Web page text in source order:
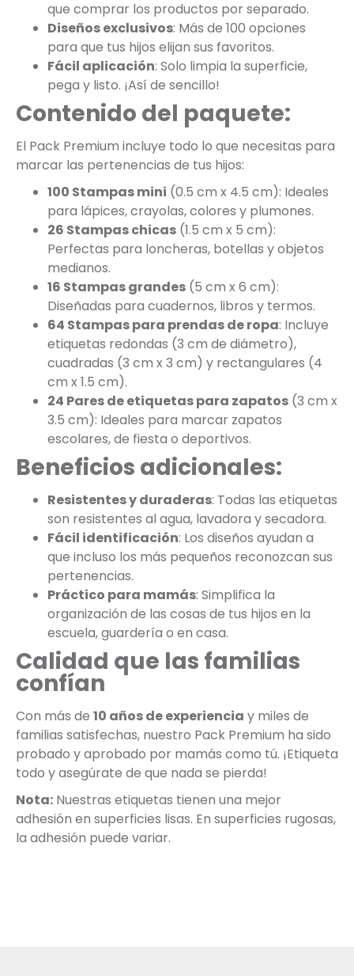
que comprar los productos por separado.
Diseños exclusivos: Más de 100 opciones
para que tus hijos elijan sus favoritos.
Fácil aplicación: Solo limpia la superficie,
pega y listo. ¡Así de sencillo!
Contenido del paquete:
El Pack Premium incluye todo lo que necesitas para
marcar las pertenencias de tus hijos:
100 Stampas mini (0.5 cm x 4.5 cm): Ideales
para lápices, crayolas, colores y plumones.
26 Stampas chicas (1.5 cm x 5 cm):
Perfectas para loncheras, botellas y objetos
medianos.
16 Stampas grandes (5 cm x 6 cm):
Diseñadas para cuadernos, libros y termos.
64 Stampas para prendas de ropa: Incluye
etiquetas redondas (3 cm de diámetro),
cuadradas (3 cm x 3 cm) y rectangulares (4
cm x 1.5 cm).
24 Pares de etiquetas para zapatos (3 cm x
3.5 cm): Ideales para marcar zapatos
escolares, de fiesta o deportivos.
Beneficios adicionales:
Resistentes y duraderas: Todas las etiquetas
son resistentes al agua, lavadora y secadora.
Fácil identificación: Los diseños ayudan a
que incluso los más pequeños reconozcan sus
pertenencias.
Práctico para mamás: Simplifica la
organización de las cosas de tus hijos en la
escuela, guardería o en casa.
Calidad que las familias
confían
Con más de 10 años de experiencia y miles de
familias satisfechas, nuestro Pack Premium ha sido
probado y aprobado por mamás como tú. ¡Etiqueta
todo y asegúrate de que nada se pierda!
Nota: Nuestras etiquetas tienen una mejor
adhesión en superficies lisas. En superficies rugosas,
la adhesión puede variar.